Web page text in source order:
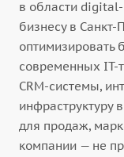
в области
бизнесу в Санкт-
оптимизировать
современных IT-
CRM-системы,
инфраструктуру
для продаж,
компании — не